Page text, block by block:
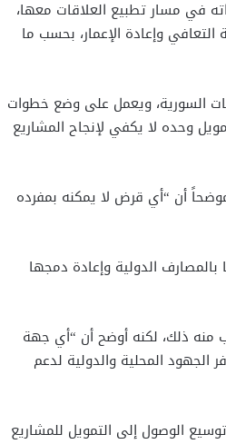
في مسار تطبيع العلاقات معها،
وإعادة الإعمار، بحسب ما
السورية، ويعمل على وضع خطوات
وحده لا يكفي لإنجاح المشاريع
أن “أي قرض لا يمكنه بمفرده
الدولية وإعادة دمجها
منه ذلك، لكنه أوضح أن “أي جهة
المحلية والدولية لدعم
الوصول إلى التمويل للمشاريع
لبحث العلاقات الثنائيّة .. الرئيس الشرع
لبحث سبل تعزيز التعليم العالي في
سوريا.. الهيئة الألمانيّة تنظم فعاليّة
في خطوة لاستئناف تقديم الخدمات
الإحتلال الإسرائيلي يتحرك في جبل